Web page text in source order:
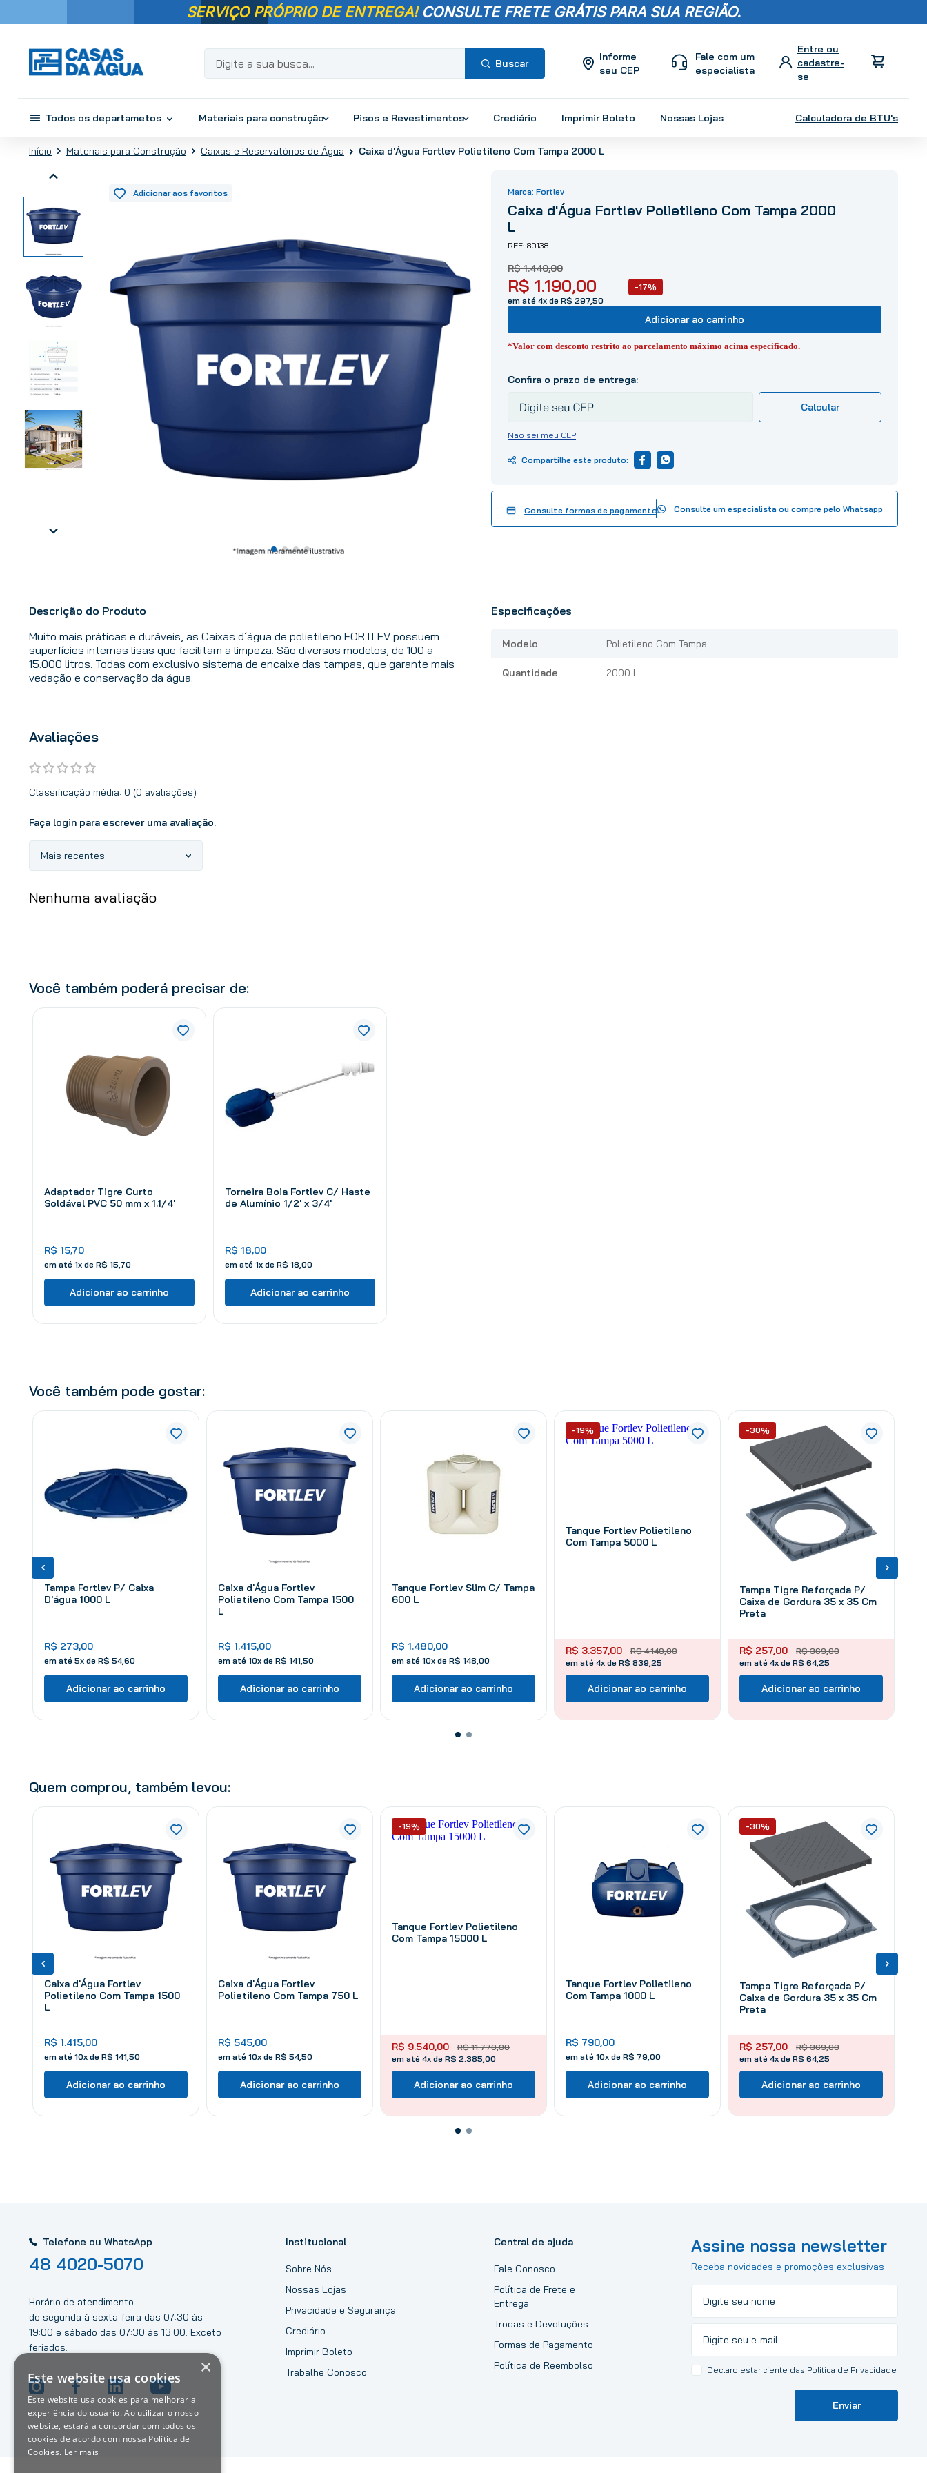
SERVIÇO PRÓPRIO DE ENTREGA! CONSULTE FRETE GRÁTIS PARA SUA REGIÃO.
Digite a sua busca...
Informe
seu CEP
Fale com um
especialista
Todos os departametos Materiais para construção Pisos e Revestimentos Crediário Imprimir Boleto Nossas Lojas Calculadora de BTU's
Materiais para Construção Caixas e Reservatórios de Água Caixa d'Água Fortlev Polietileno Com Tampa 2000 L
Fortlev
Caixa d'Água Fortlev Polietileno Com Tampa 2000
L
80138
R$ 1.190,00
R$ 1.440,00
-17%
em até 4x de R$ 297,50
Adicionar ao carrinho
*Valor com desconto restrito ao parcelamento máximo acima especificado.
Não sei meu CEP
Consulte formas de pagamento Consulte um especialista ou compre pelo Whatsapp
Descrição do Produto
Muito mais práticas e duráveis, as Caixas d´água de polietileno FORTLEV possuem
superfícies internas lisas que facilitam a limpeza. São diversos modelos, de 100 a
15.000 litros. Todas com exclusivo sistema de encaixe das tampas, que garante mais
vedação e conservação da água.
Especificações
Modelo Polietileno Com Tampa
Quantidade 2000 L
Avaliações
Classificação média: 0 (0 avaliações)
Faça login para escrever uma avaliação.
Mais recentes
Nenhuma avaliação
Você também poderá precisar de:
Adaptador Tigre Curto
Soldável PVC 50 mm x 1.1/4'
R$ 15,70
em até 1x de R$ 15 70
Adicionar ao carrinho
Torneira Boia Fortlev C/ Haste
de Alumínio 1/2' x 3/4'
R$ 18,00
em até 1x de R$ 18 00
Adicionar ao carrinho
Você também pode gostar:
Tampa Fortlev P/ Caixa
D'água 1000 L
R$ 273,00
em até 5x de R$ 54,60
Adicionar ao carrinho
Caixa d'Água Fortlev
Polietileno Com Tampa 1500
L
R$ 1.415,00
em até 10x de R$ 141 50
Adicionar ao carrinho
Tanque Fortlev Slim C/ Tampa
600 L
R$ 1.480,00
em até 10x de R$ 148 00
Adicionar ao carrinho
Tanque Fortlev Polietileno
Com Tampa 5000 L
R$ 4.140,00
R$ 3.357,00
em até 4x de R$ 839,25
-19%
Adicionar ao carrinho
Tampa Tigre Reforçada P/
Caixa de Gordura 35 x 35 Cm
Preta
R$ 369,00
R$ 257,00
em até 4x de R$ 64,25
-30%
Adicionar ao carrinho
Quem comprou, também levou:
Caixa d'Água Fortlev
Polietileno Com Tampa 1500
L
R$ 1.415,00
em até 10x de R$ 141 50
Adicionar ao carrinho
Caixa d'Água Fortlev
Polietileno Com Tampa 750 L
R$ 545,00
em até 10x de R$ 54,50
Adicionar ao carrinho
Tanque Fortlev Polietileno
Com Tampa 15000 L
R$ 11.770,00
R$ 9.540,00
em até 4x de R$ 2.385,00
-19%
Adicionar ao carrinho
Tanque Fortlev Polietileno
Com Tampa 1000 L
R$ 790,00
em até 10x de R$ 79 00
Adicionar ao carrinho
Tampa Tigre Reforçada P/
Caixa de Gordura 35 x 35 Cm
Preta
R$ 369,00
R$ 257,00
em até 4x de R$ 64,25
-30%
Adicionar ao carrinho
Telefone ou WhatsApp
48 4020-5070
Horário de atendimento
de segunda à sexta-feira das 07:30 às
19:00 e sábado das 07:30 às 13:00. Exceto
feriados.
Institucional
Sobre Nós
Nossas Lojas
Privacidade e Segurança
Crediário
Imprimir Boleto
Trabalhe Conosco
Central de ajuda
Fale Conosco
Política de Frete e
Entrega
Trocas e Devoluções
Formas de Pagamento
Política de Reembolso
Assine nossa newsletter
Receba novidades e promoções exclusivas
Declaro estar ciente das Política de Privacidade
Enviar
×
Este website usa cookies
Este website usa cookies para melhorar a
experiência do usuário. Ao utilizar o nosso
website, estará a concordar com todos os
cookies de acordo com nossa Política de
Cookies. Ler mais
Termos mais
2 º
porcelanato
revestimento
vaso sanitário
chuveiro
8
9º